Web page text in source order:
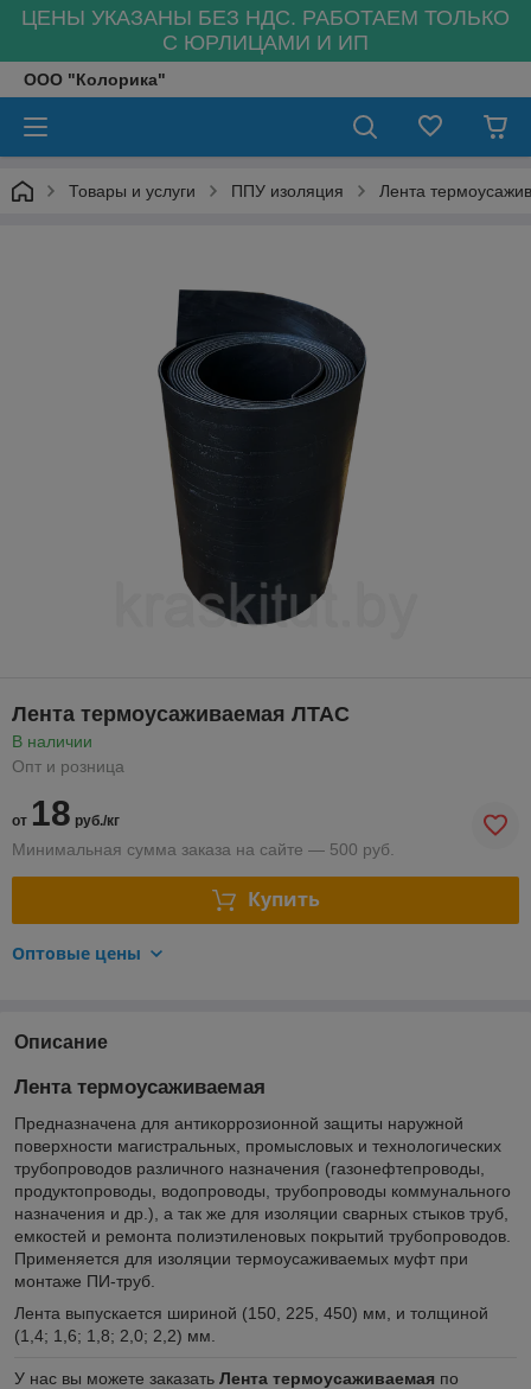
ЦЕНЫ УКАЗАНЫ БЕЗ НДС. РАБОТАЕМ ТОЛЬКО
С ЮРЛИЦАМИ И ИП
ООО "Колорика"
Товары и услуги ППУ изоляция Лента
Лента термоусаживаемая ЛТАС
В наличии
Опт и розница
от 18 руб./кг
Минимальная сумма заказа на сайте — 500 руб.
Купить
Оптовые цены
Описание
Лента термоусаживаемая
Предназначена для антикоррозионной защиты наружной
поверхности магистральных, промысловых и технологических
трубопроводов различного назначения (газонефтепроводы,
продуктопроводы, водопро­воды, трубопроводы коммунального
назначения и др.), а так же для изоляции сварных стыков труб,
емкостей и ремонта полиэтиленовых покрытий трубопроводов.
Применяется для изоляции термоусаживаемых муфт при
монтаже ПИ-труб.
Лента выпускается шириной (150, 225, 450) мм, и толщиной
(1,4; 1,6; 1,8; 2,0; 2,2) мм.
У нас вы можете заказать Лента термоусаживаемая по